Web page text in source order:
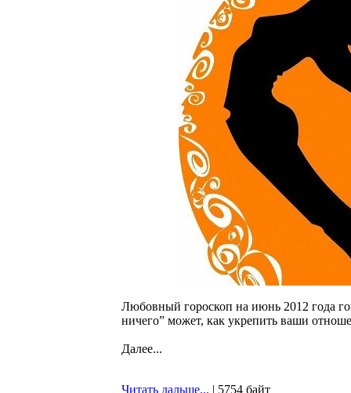
Любовный гороскоп на июнь 2012 года
ничего” может, как укрепить ваши
Далее...
Читать дальше... | 5754 байт